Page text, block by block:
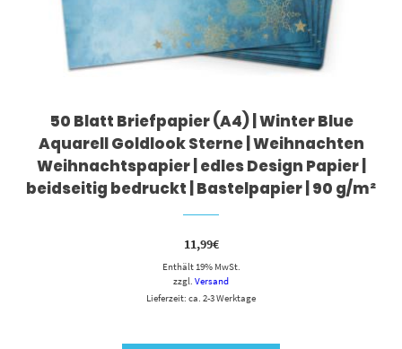
50 Blatt Briefpapier (A4) | Winter Blue
Aquarell Goldlook Sterne | Weihnachten
Weihnachtspapier | edles Design Papier |
beidseitig bedruckt | Bastelpapier | 90 g/m²
11,99€
Enthält 19% MwSt.
zzgl. Versand
Lieferzeit: ca. 2-3 Werktage